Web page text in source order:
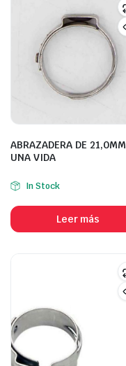
ABRAZADERA DE 21,0MM
UNA VIDA
In Stock
Leer más